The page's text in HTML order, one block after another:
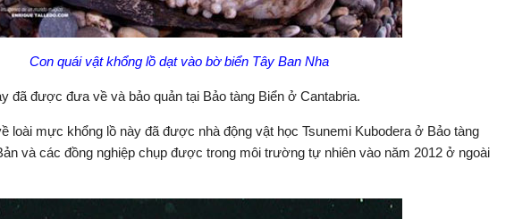
Con quái vật khổng lồ dạt vào bờ biển Tây Ban Nha
đã được đưa về và bảo quản tại Bảo tàng Biển ở Cantabria.
loài mực khổng lồ này đã được nhà động vật học Tsunemi Kubodera ở Bảo tàng
và các đồng nghiệp chụp được trong môi trường tự nhiên vào năm 2012 ở ngoài